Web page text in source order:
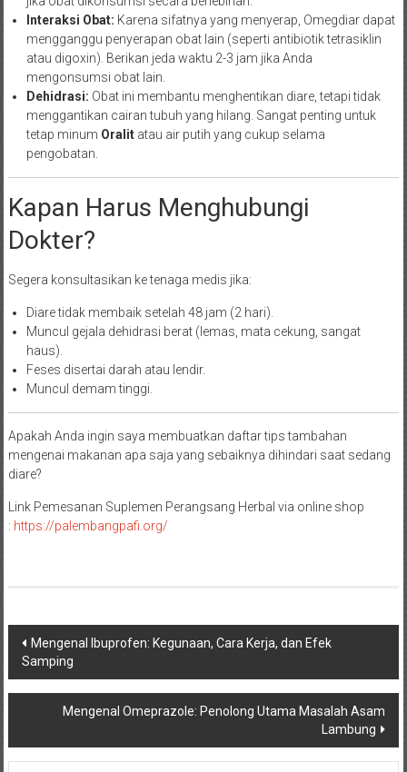
Interaksi Obat: Karena sifatnya yang menyerap, Omegdiar dapat
mengganggu penyerapan obat lain (seperti antibiotik tetrasiklin
atau digoxin). Berikan jeda waktu 2-3 jam jika Anda
mengonsumsi obat lain.
Dehidrasi: Obat ini membantu menghentikan diare, tetapi tidak
menggantikan cairan tubuh yang hilang. Sangat penting untuk
tetap minum Oralitatau air putih yang cukup selama
pengobatan.
Kapan Harus Menghubungi
Dokter?
Segera konsultasikan ke tenaga medis jika:
Diare tidak membaik setelah 48 jam (2 hari).
Muncul gejala dehidrasi berat (lemas, mata cekung, sangat
haus).
Feses disertai darah atau lendir.
Muncul demam tinggi.
Apakah Anda ingin saya membuatkan daftar tips tambahan
mengenai makanan apa saja yang sebaiknya dihindari saat sedang
diare?
Link Pemesanan Suplemen Perangsang Herbal via online shop
: https://palembangpafi.org/
Navigasi
pos
Mengenal Ibuprofen: Kegunaan, Cara Kerja, dan Efek
Samping
Mengenal Omeprazole: Penolong Utama Masalah Asam
Lambung